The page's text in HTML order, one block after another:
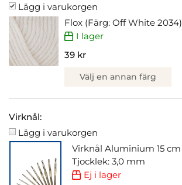
Lägg i varukorgen
Flox (Färg: Off White 2034)
I lager
39 kr
Välj en annan färg
Virknål:
Lägg i varukorgen
Virknål Aluminium 15 cm
Tjocklek: 3,0 mm
Ej i lager